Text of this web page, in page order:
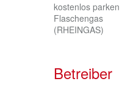
kostenlos parken
Flaschengas
(RHEINGAS)
Betreiber